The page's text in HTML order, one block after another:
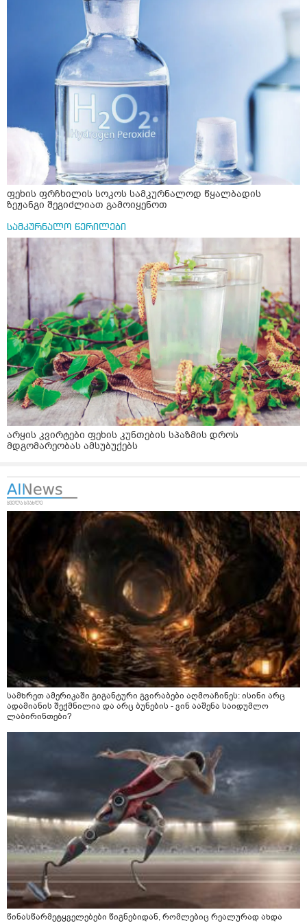
ფეხის ფრჩხილის სოკოს სამკურნალოდ წყალბადის
ზეჟანგი შეგიძლიათ გამოიყენოთ
სამკურნალო წერილები
არყის კვირტები ფეხის კუნთების სპაზმის დროს
მდგომარეობას ამსუბუქებს
სამხრეთ ამერიკაში გიგანტური გვირაბები აღმოაჩინეს: ისინი არც
ადამიანის შექმნილია და არც ბუნების - ვინ ააშენა საიდუმლო
ლაბირინთები?
წინასწარმეტყველებები წიგნებიდან, რომლებიც რეალურად ახდა